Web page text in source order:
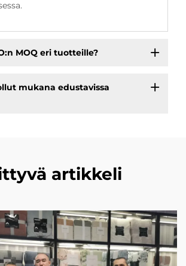
MOQ eri tuotteille?
mukana edustavissa
artikkeli